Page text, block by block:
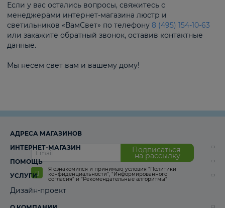
Если у вас остались вопросы, свяжитесь с
менеджерами интернет-магазина люстр и
светильников «ВамСвет» по телефону 8 (495) 154-10-63
или закажите обратный звонок, оставив контактные
данные.
Мы несем свет вам и вашему дому!
Подписаться
на рассылку
Я ознакомился и принимаю условия “Политики
конфиденциальности”, “Информированного
согласия“ и “Рекомендательные алгоритмы“
АДРЕСА МАГАЗИНОВ
ИНТЕРНЕТ-МАГАЗИН
ПОМОЩЬ
УСЛУГИ
Дизайн-проект